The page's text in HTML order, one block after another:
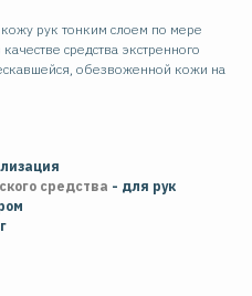
кожу рук тонким слоем по мере
средства экстренного
обезвоженной кожи на
средства - для рук